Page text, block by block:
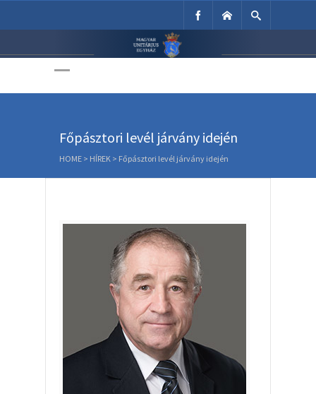
Unitárius Egyház
Főpásztori levél járvány idején
HOME > HÍREK > Főpásztori levél járvány idején